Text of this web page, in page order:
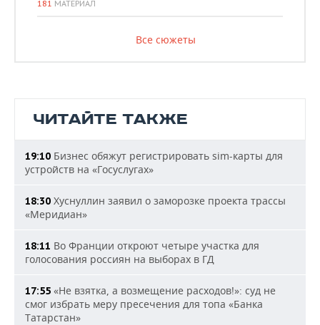
181 МАТЕРИАЛ
Все сюжеты
ЧИТАЙТЕ ТАКЖЕ
19:10 Бизнес обяжут регистрировать sim-карты для
устройств на «Госуслугах»
18:30 Хуснуллин заявил о заморозке проекта трассы
«Меридиан»
18:11 Во Франции откроют четыре участка для
голосования россиян на выборах в ГД
17:55 «Не взятка, а возмещение расходов!»: суд не
смог избрать меру пресечения для топа «Банка
Татарстан»